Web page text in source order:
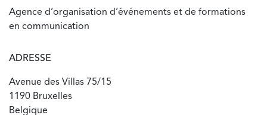
Agence d’organisation d’événements et de formations
en communication
ADRESSE
Avenue des Villas 75/15
1190 Bruxelles
Belgique